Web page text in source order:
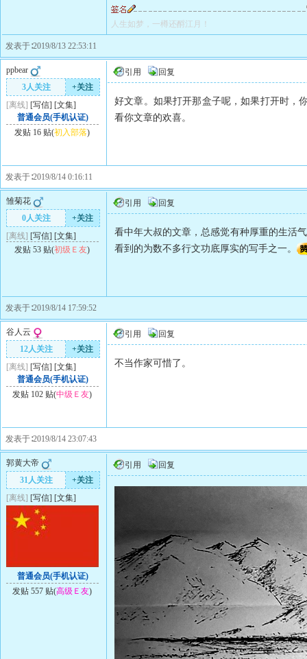
人生如梦，一樽还酹江月！
发表于∶2019/8/13 22:53:11
ppbear
3人关注
+关注
[离线] [写信] [文集]
普通会员(手机认证)
发贴 16 贴(初入部落)
引用 回复
好文章。如果打开那盒子呢，如果打开时，
看你文章的欢喜。
发表于∶2019/8/14 0:16:11
雏菊花
0人关注
+关注
[离线] [写信] [文集]
发贴 53 贴(初级Ｅ友)
引用 回复
看中年大叔的文章，总感觉有种厚重的生活
看到的为数不多行文功底厚实的写手之一。
发表于∶2019/8/14 17:59:52
谷人云
12人关注
+关注
[离线] [写信] [文集]
普通会员(手机认证)
发贴 102 贴(中级Ｅ友)
引用 回复
不当作家可惜了。
发表于∶2019/8/14 23:07:43
郭黄大帝
31人关注
+关注
[离线] [写信] [文集]
普通会员(手机认证)
发贴 557 贴(高级Ｅ友)
引用 回复